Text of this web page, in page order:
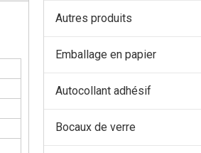
Autres produits
Emballage en papier
Autocollant adhésif
Bocaux de verre